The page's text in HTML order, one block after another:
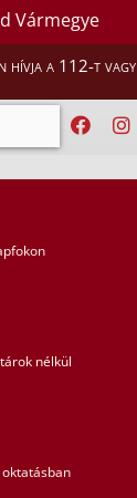
Vármegye
hívja a 112-t
kérdések
nélkül